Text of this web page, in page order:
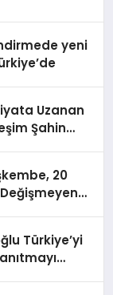
yeni
Uzanan
Şahin
20
Türkiye’yi